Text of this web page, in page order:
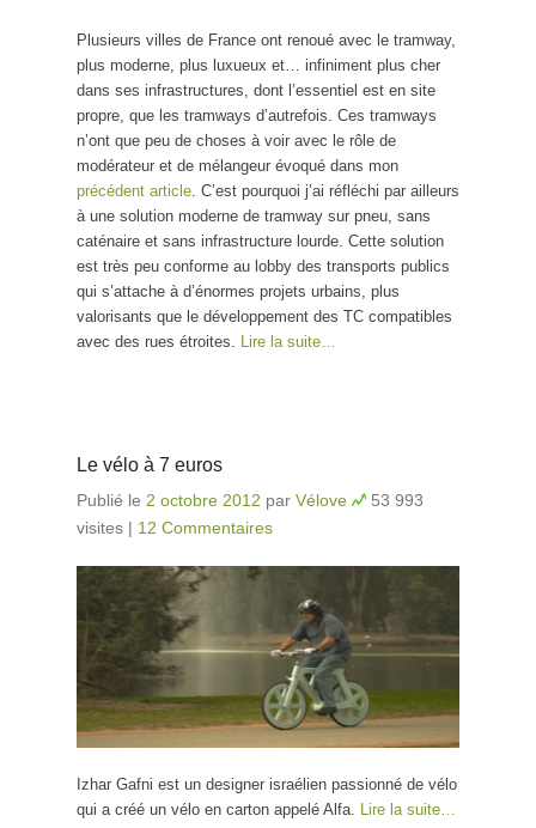
Plusieurs villes de France ont renoué avec le tramway,
plus moderne, plus luxueux et… infiniment plus cher
dans ses infrastructures, dont l’essentiel est en site
propre, que les tramways d’autrefois. Ces tramways
n’ont que peu de choses à voir avec le rôle de
modérateur et de mélangeur évoqué dans mon
précédent article . C’est pourquoi j’ai réfléchi par ailleurs
à une solution moderne de tramway sur pneu, sans
caténaire et sans infrastructure lourde. Cette solution
est très peu conforme au lobby des transports publics
qui s’attache à d’énormes projets urbains, plus
valorisants que le développement des TC compatibles
avec des rues étroites.
Lire la suite…
Le vélo à 7 euros
Publié le 2 octobre 2012 par Vélove
53 993
visites | 12 Commentaires
Izhar Gafni est un designer israélien passionné de vélo
qui a créé un vélo en carton appelé Alfa. Lire la suite…